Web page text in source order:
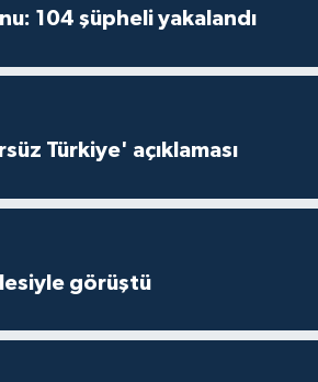
104 şüpheli yakalandı
Türkiye' açıklaması
görüştü